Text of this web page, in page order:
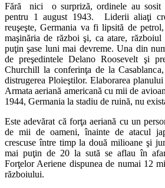
Fără nici o surpriză, ordinele au sosit
pentru 1 august 1943. Liderii aliaţi
reuşeşte, Germania va fi lipsită de
maşinăria de război şi, ca atare,
puţin şase luni mai devreme. Una din
de preşedintele Delano Roosevelt şi
Churchill la conferinţa de la
distrugerea Ploieştilor. Elaborarea
Armata aeriană americană cu mii de
1944, Germania la stadiu de ruină, nu
Este adevărat că forţa aeriană cu un
de mii de oameni, înainte de atacul
crescuse între timp la două milioane şi
mai puţin de 20 la sută se aflau în
Forţelor Aeriene dispunea de numai 12
războiului.